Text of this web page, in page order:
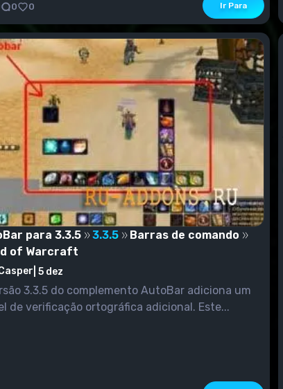
0 0 Ir Para
para 3.3.5 3.3.5
Barras de comando
of Warcraft
5 dez
3.3.5 do complemento AutoBar adiciona um
de verificação ortográfica adicional. Este...